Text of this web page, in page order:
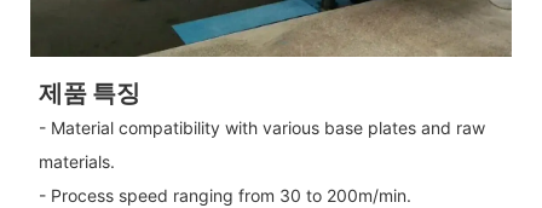
제품 특징
- Material compatibility with various base plates and raw
materials.
- Process speed ranging from 30 to 200m/min.